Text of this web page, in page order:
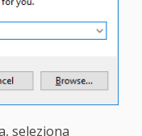
seleziona